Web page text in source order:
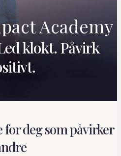
Academy
klokt. Påvirk
deg som påvirker